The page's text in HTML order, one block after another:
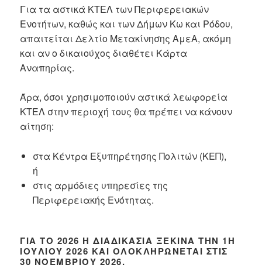
Για τα αστικά ΚΤΕΛ των Περιφερειακών
Ενοτήτων, καθώς και των Δήμων Κω και Ρόδου,
απαιτείται Δελτίο Μετακίνησης ΑμεΑ, ακόμη
και αν ο δικαιούχος διαθέτει Κάρτα
Αναπηρίας.
Άρα, όσοι χρησιμοποιούν αστικά λεωφορεία
ΚΤΕΛ στην περιοχή τους θα πρέπει να κάνουν
αίτηση:
στα Κέντρα Εξυπηρέτησης Πολιτών (ΚΕΠ),
ή
στις αρμόδιες υπηρεσίες της
Περιφερειακής Ενότητας.
ΓΙΑ ΤΟ 2026 Η ΔΙΑΔΙΚΑΣΊΑ ΞΕΚΙΝΆ ΤΗΝ 1Η
ΙΟΥΛΊΟΥ 2026 ΚΑΙ ΟΛΟΚΛΗΡΏΝΕΤΑΙ ΣΤΙΣ
30 ΝΟΕΜΒΡΊΟΥ 2026.